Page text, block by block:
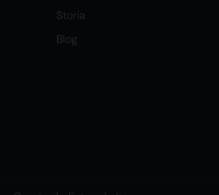
Storia
Blog